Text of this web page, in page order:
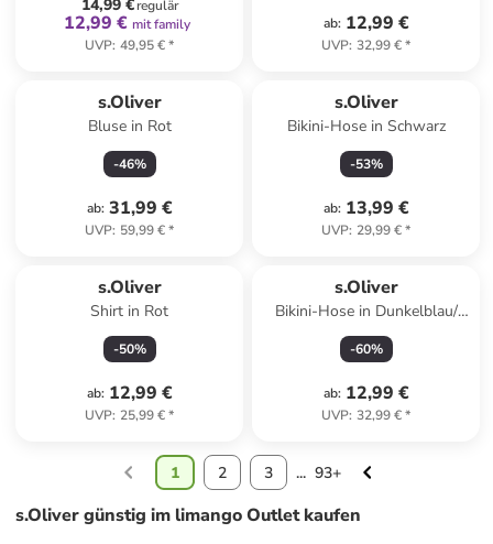
14,99 €regulär
12,99 € mit family
UVP: 49,95 €*
ab: 12,99 €
UVP: 32,99 €*
s.Oliver
Bluse in Rot
-46%
ab: 31,99 €
UVP: 59,99 €*
s.Oliver
Bikini-Hose in Schwarz
-53%
ab: 13,99 €
UVP: 29,99 €*
s.Oliver
Shirt in Rot
-50%
ab: 12,99 €
UVP: 25,99 €*
s.Oliver
Bikini-Hose in Dunkelblau/
Apricot
-60%
ab: 12,99 €
UVP: 32,99 €*
1 2 3 ... 93+
s.Oliver günstig im limango Outlet kaufen